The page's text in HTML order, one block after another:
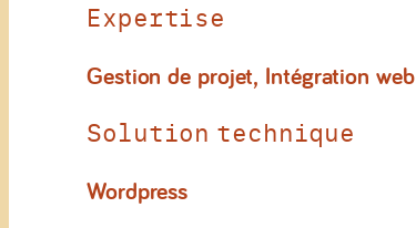
Expertise
Gestion de projet, Intégration web
Solution technique
Wordpress